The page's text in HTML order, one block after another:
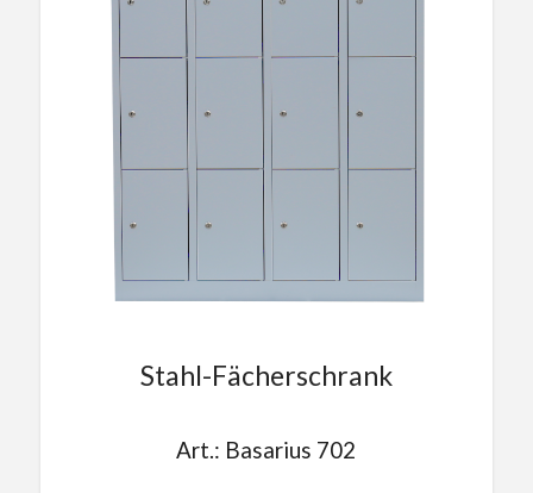
Stahl-Fächerschrank
Art.: Basarius 702